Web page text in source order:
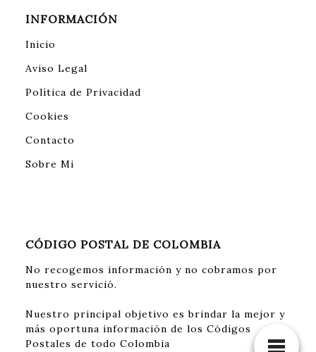
INFORMACIÓN
Inicio
Aviso Legal
Política de Privacidad
Cookies
Contacto
Sobre Mi
CÓDIGO POSTAL DE COLOMBIA
No recogemos información y no cobramos por
nuestro servició.
Nuestro principal objetivo es brindar la mejor y
más oportuna información de los Códigos
Postales de todo Colombia